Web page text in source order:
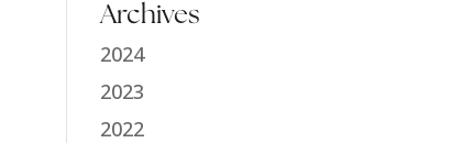
Archives
2024
2023
2022